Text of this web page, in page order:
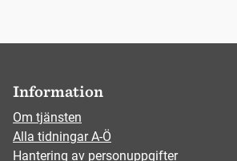
Information
Om tjänsten
Alla tidningar A-Ö
Hantering av personuppgifter